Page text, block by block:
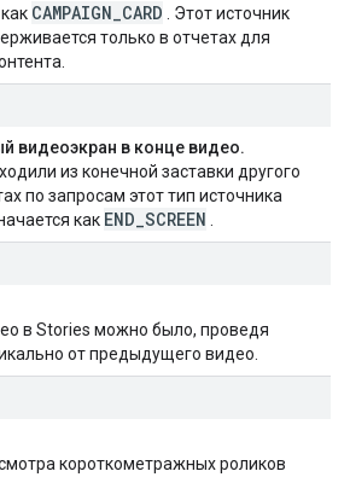
CAMPAIGN CARD . Этот источник
только в отчетах для
видеоэкран в конце видео.
из конечной заставки другого
по запросам этот тип источника
как END SCREEN
в Stories можно было, проведя
от предыдущего видео.
короткометражных роликов